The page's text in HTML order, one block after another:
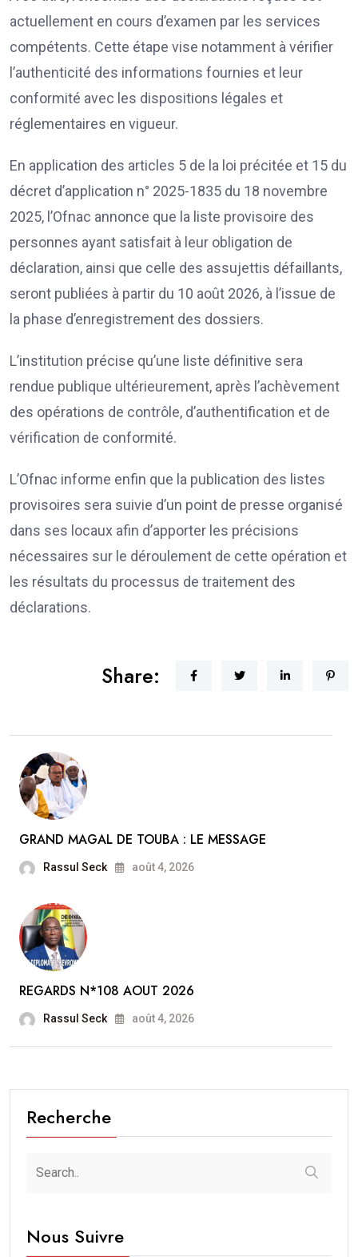
actuellement en cours d’examen par les services
compétents. Cette étape vise notamment à vérifier
l’authenticité des informations fournies et leur
conformité avec les dispositions légales et
réglementaires en vigueur.
En application des articles 5 de la loi précitée et 15 du
décret d’application n° 2025-1835 du 18 novembre
2025, l’Ofnac annonce que la liste provisoire des
personnes ayant satisfait à leur obligation de
déclaration, ainsi que celle des assujettis défaillants,
seront publiées à partir du 10 août 2026, à l’issue de
la phase d’enregistrement des dossiers.
L’institution précise qu’une liste définitive sera
rendue publique ultérieurement, après l’achèvement
des opérations de contrôle, d’authentification et de
vérification de conformité.
L’Ofnac informe enfin que la publication des listes
provisoires sera suivie d’un point de presse organisé
dans ses locaux afin d’apporter les précisions
nécessaires sur le déroulement de cette opération et
les résultats du processus de traitement des
déclarations.
Share:
GRAND MAGAL DE TOUBA : LE MESSAGE
Rassul Seck août 4, 2026
REGARDS N*108 AOUT 2026
Rassul Seck août 4, 2026
Recherche
Nous Suivre